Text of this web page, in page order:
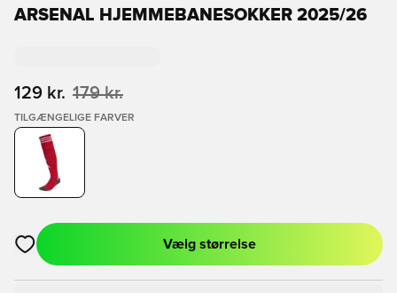
ARSENAL HJEMMEBANESOKKER 2025/26
129 kr. 179 kr.
TILGÆNGELIGE FARVER
Åbner en Modal til at logge ind eller tilmelde dig som medlem
Vælg størrelse